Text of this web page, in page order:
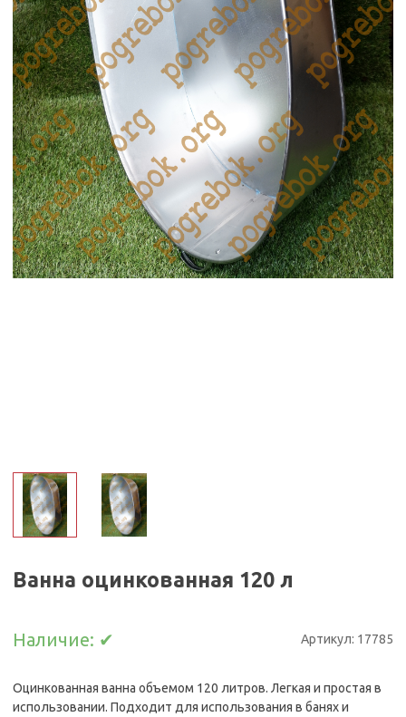
Ванна оцинкованная 120 л
Наличие: ✔ Артикул: 17785
Оцинкованная ванна объемом 120 литров. Легкая и простая в
использовании. Подходит для использования в банях и